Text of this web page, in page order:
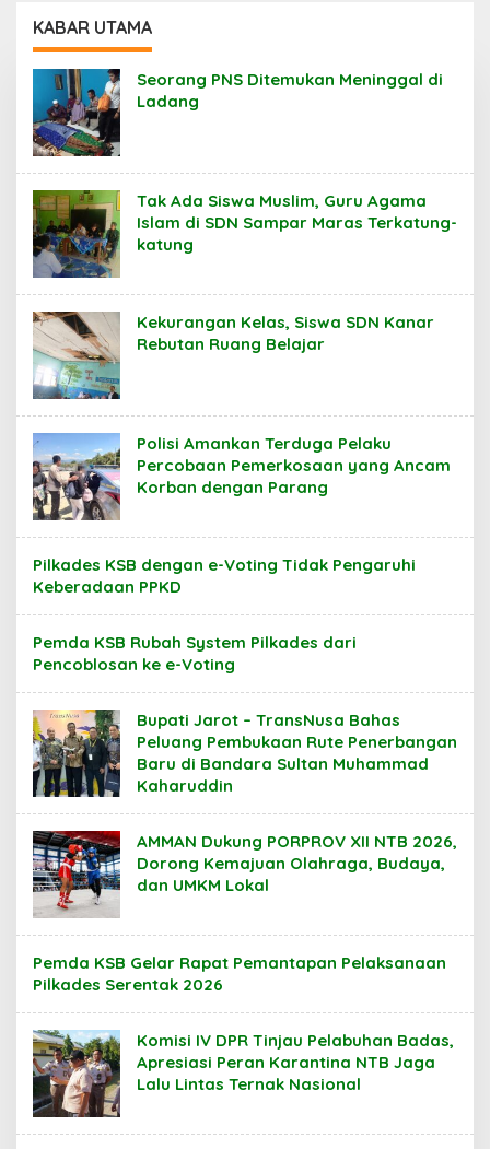
KABAR UTAMA
Seorang PNS Ditemukan Meninggal di
Ladang
Tak Ada Siswa Muslim, Guru Agama
Islam di SDN Sampar Maras Terkatung-
katung ‎
Kekurangan Kelas, Siswa SDN Kanar
Rebutan Ruang Belajar
Polisi Amankan Terduga Pelaku
Percobaan Pemerkosaan yang Ancam
Korban dengan Parang
Pilkades KSB dengan e-Voting Tidak Pengaruhi
Keberadaan PPKD
Pemda KSB Rubah System Pilkades dari
Pencoblosan ke e-Voting
Bupati Jarot – TransNusa Bahas
Peluang Pembukaan Rute Penerbangan
Baru di Bandara Sultan Muhammad
Kaharuddin
AMMAN Dukung PORPROV XII NTB 2026,
Dorong Kemajuan Olahraga, Budaya,
dan UMKM Lokal
Pemda KSB Gelar Rapat Pemantapan Pelaksanaan
Pilkades Serentak 2026
Komisi IV DPR Tinjau Pelabuhan Badas,
Apresiasi Peran Karantina NTB Jaga
Lalu Lintas Ternak Nasional